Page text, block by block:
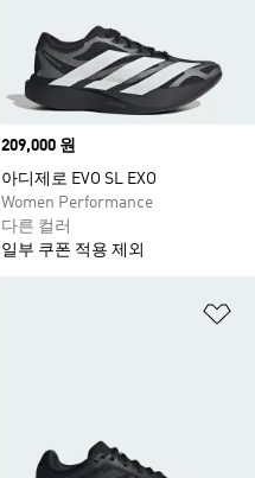
Price
209,000 원
아디제로 EVO SL EXO
Women Performance
다른 컬러
일부 쿠폰 적용 제외